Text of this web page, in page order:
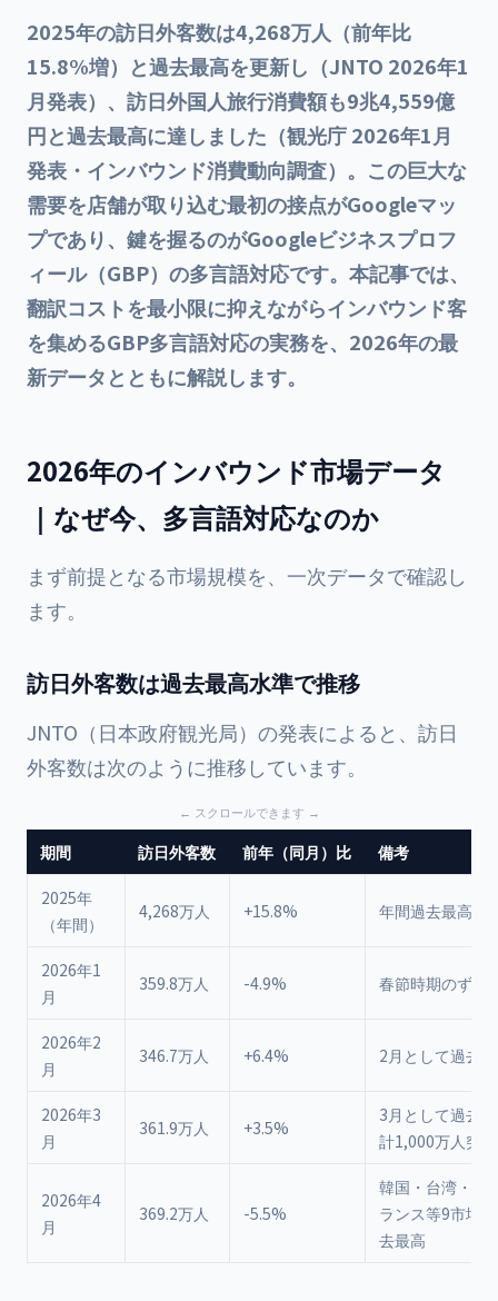
2025年の訪日外客数は4,268万人（前年比
15.8%増）と過去最高を更新し（JNTO 2026年1
月発表）、訪日外国人旅行消費額も9兆4,559億
円と過去最高に達しました（観光庁 2026年1月
発表・インバウンド消費動向調査）。この巨大な
需要を店舗が取り込む最初の接点がGoogleマッ
プであり、鍵を握るのがGoogleビジネスプロフ
ィール（GBP）の多言語対応です。本記事では、
翻訳コストを最小限に抑えながらインバウンド客
を集めるGBP多言語対応の実務を、2026年の最
新データとともに解説します。
2026年のインバウンド市場データ
｜なぜ今、多言語対応なのか
まず前提となる市場規模を、一次データで確認し
ます。
訪日外客数は過去最高水準で推移
JNTO（日本政府観光局）の発表によると、訪日
外客数は次のように推移しています。
期間 訪日外客数 前年（同月）比 備考
2025年
（年間）
4,268万人 +15.8% 年間過去最高を
2026年1
月
359.8万人 -4.9% 春節時期のずれ
2026年2
月
346.7万人 +6.4% 2月として過去
2026年3
月
361.9万人 +3.5%
3月として過去
計1,000万人突破
2026年4
月
369.2万人 -5.5%
韓国・台湾・米
ランス等9市場
去最高